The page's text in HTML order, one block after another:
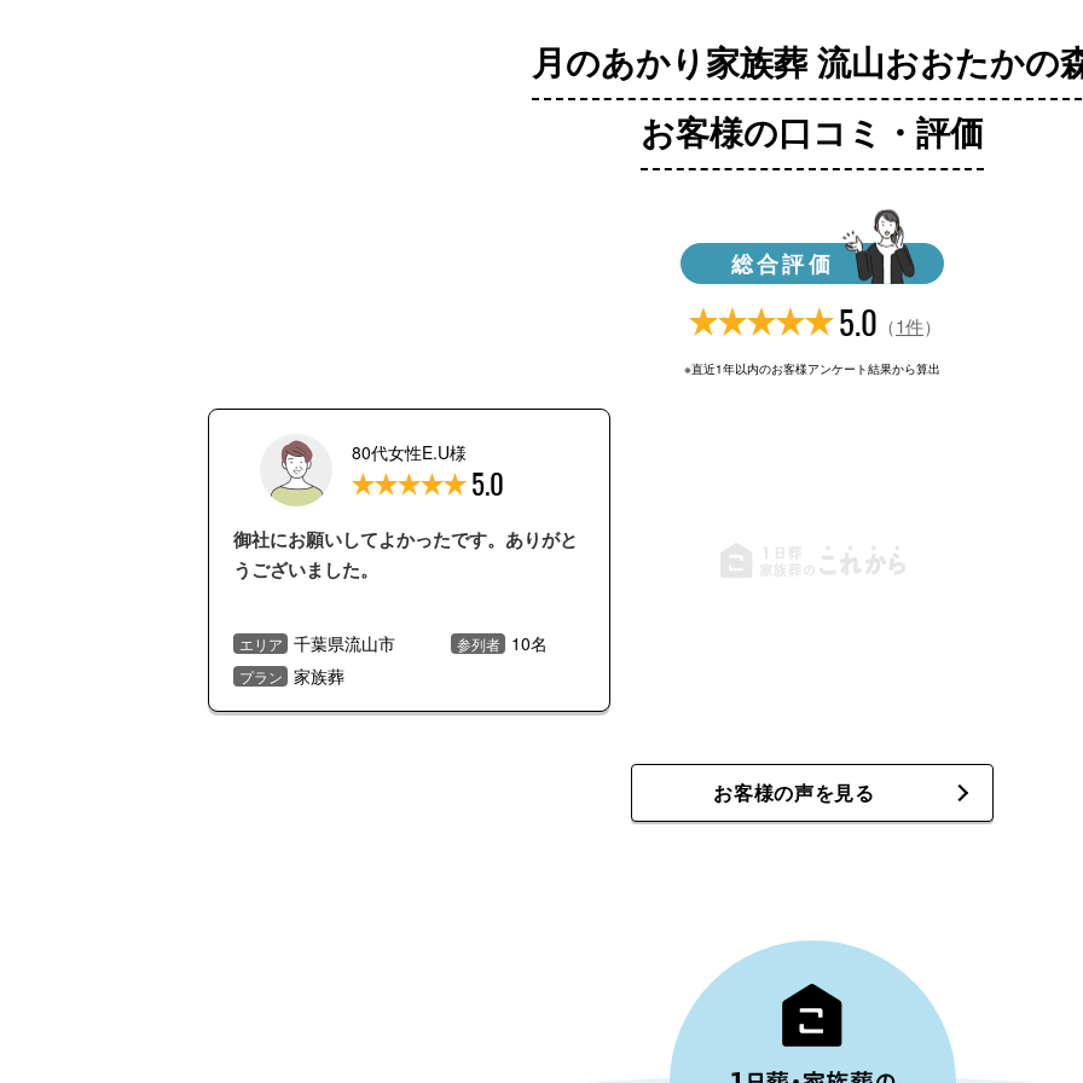
月のあかり家族葬 流山おおたかの
お客様の口コミ・評価
総合評価
5.0 （1件）
※直近1年以内のお客様アンケート結果から算出
80代女性E.U様
5.0
御社にお願いしてよかったです。ありがと
うございました。
エリア 千葉県流山市 参列者 10名
プラン 家族葬
お客様の声を見る